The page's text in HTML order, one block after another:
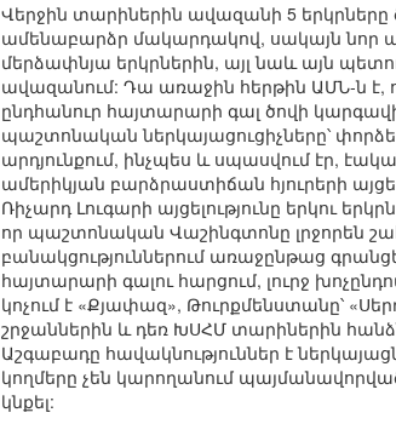
Վերջին տարիներին ավազանի 5 երկրները
ամենաբարձր մակարդակով, սակայն նոր
մերձափնյա երկրներին, այլ նաև այն
ավազանում: Դա առաջին հերթին ԱՄՆ-ն է,
ընդհանուր հայտարարի գալ ծովի
պաշտոնական ներկայացուցիչները՝
արդյունքում, ինչպես և սպասվում էր,
ամերիկյան բարձրաստիճան հյուրերի
Ռիչարդ Լուգարի այցելությունը երկու
որ պաշտոնական Վաշինգտոնը լրջորեն
բանակցություններում առաջընթաց
հայտարարի գալու հարցում, լուրջ
կոչում է «Քյափազ», Թուրքմենստանը՝
շրջաններին և դեռ ԽՍՀՄ տարիներին
Աշգաբադը հավակնություններ է
կողմերը չեն կարողանում
կնքել: